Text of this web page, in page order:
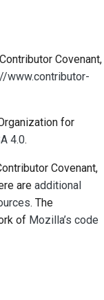
Covenant,
www.contributor-
for
4.0.
Covenant,
are additional
. The
of Mozilla’s code